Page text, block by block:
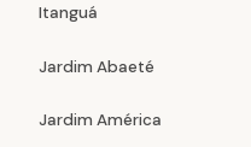
Itanguá
Jardim Abaeté
Jardim América